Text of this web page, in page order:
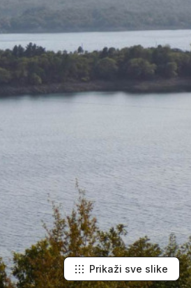
Spremite se za virtuelno putovanje
kroz jednu od najlepših zemalja
Evrope i sveta. Uživaćete u prikazima
planinskih masiva poput Tare i Šar-
planine, ali i u ravničarskim predelima
prostrane Vojvodine. Istraživanje
otkriće vam pravu narav srpskog
specijaliteta osetićete i na svojim
nepcima.
Prikaži sve slike